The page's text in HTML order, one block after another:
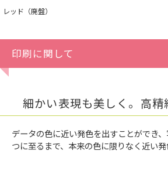
レッド（廃盤）
印刷に関して
細かい表現も美しく。高精
データの色に近い発色を出すことができ
つに至るまで、本来の色に限りなく近い発